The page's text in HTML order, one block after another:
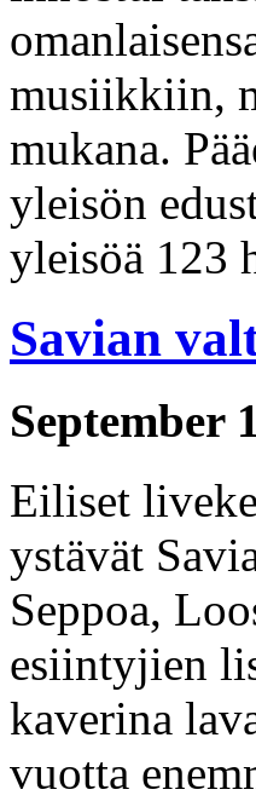
musiikkiin,
mukana.
yleisön
yleisöä 123
Savian
September
Eiliset
ystävät
Seppoa,
esiintyjien
kaverina
vuotta